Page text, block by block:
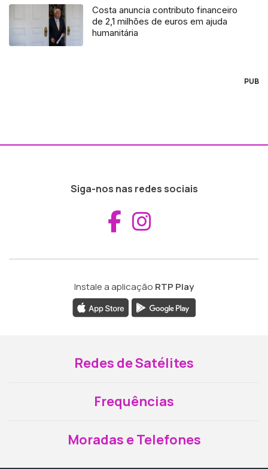
Costa anuncia contributo financeiro
de 2,1 milhões de euros em ajuda
humanitária
PUB
Siga-nos nas redes sociais
Aceder ao
Instale a aplicação RTP Play
Redes de Satélites
Frequências
Moradas e Telefones